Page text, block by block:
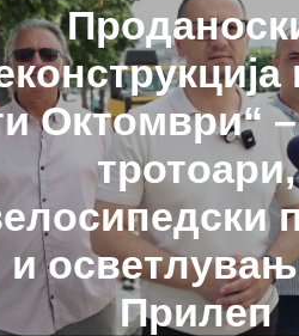
Октомври“
тротоари,
и
Прилеп